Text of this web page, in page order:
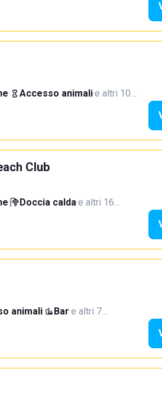
· Accesso animali·e altri 10…
Club
· Doccia calda·e altri 16…
animali· Bar·e altri 7…